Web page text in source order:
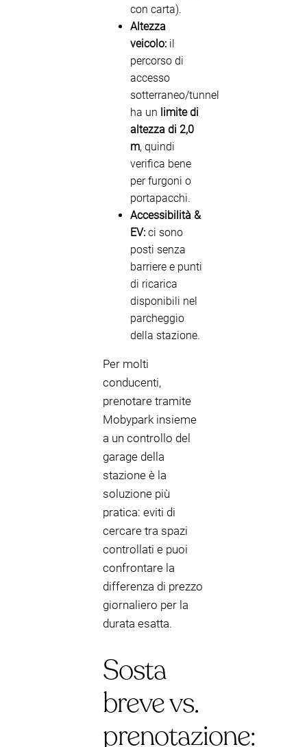
con carta).
Altezza
veicolo: il
percorso di
accesso
sotterraneo/tunnel
ha un limite di
altezza di 2,0
m, quindi
verifica bene
per furgoni o
portapacchi.
Accessibilità &
EV: ci sono
posti senza
barriere e punti
di ricarica
disponibili nel
parcheggio
della stazione.
Per molti
conducenti,
prenotare tramite
Mobypark insieme
a un controllo del
garage della
stazione è la
soluzione più
pratica: eviti di
cercare tra spazi
controllati e puoi
confrontare la
differenza di prezzo
giornaliero per la
durata esatta.
Sosta
breve vs.
prenotazione: